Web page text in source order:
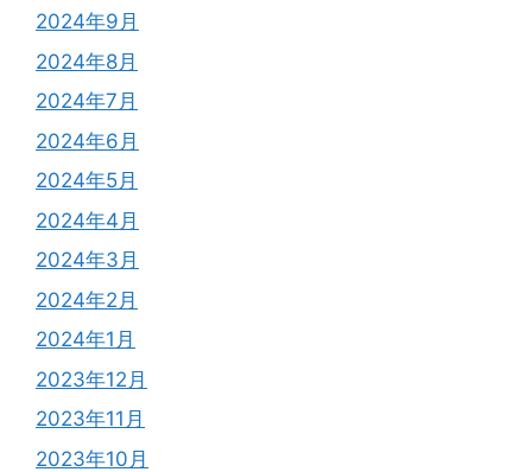
2024年9月
2024年8月
2024年7月
2024年6月
2024年5月
2024年4月
2024年3月
2024年2月
2024年1月
2023年12月
2023年11月
2023年10月